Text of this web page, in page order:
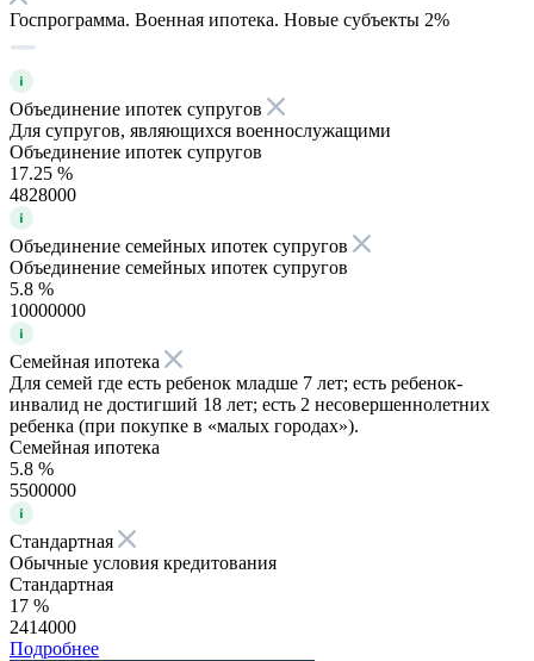
Госпрограмма. Военная ипотека. Новые субъекты 2%
Объединение ипотек супругов
Для супругов, являющихся военнослужащими
Объединение ипотек супругов
17.25 %
4828000
Объединение семейных ипотек супругов
Объединение семейных ипотек супругов
5.8 %
10000000
Семейная ипотека
Для семей где есть ребенок младше 7 лет; есть ребенок-
инвалид не достигший 18 лет; есть 2 несовершеннолетних
ребенка (при покупке в «малых городах»).
Семейная ипотека
5.8 %
5500000
Стандартная
Обычные условия кредитования
Стандартная
17 %
2414000
Подробнее